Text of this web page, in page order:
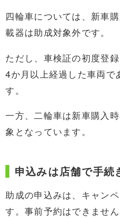
四輪車については、新車
載器は助成対象外です。
ただし、車検証の初度登
4か月以上経過した車両で
す。
一方、二輪車は新車購入
象となっています。
申込みは店舗で手続
助成の申込みは、キャン
す。事前予約はできません